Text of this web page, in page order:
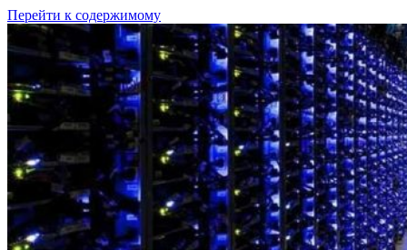
Перейти к содержимому